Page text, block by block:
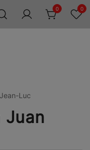
0 0
Luc
Juan